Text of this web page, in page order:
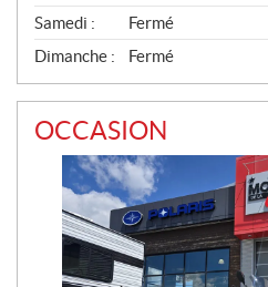
Samedi :
Fermé
Dimanche :
Fermé
OCCASION